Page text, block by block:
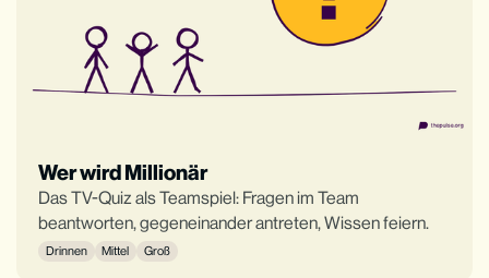
Wer wird Millionär
Das TV-Quiz als Teamspiel: Fragen im Team
beantworten, gegeneinander antreten, Wissen feiern.
Drinnen Mittel Groß